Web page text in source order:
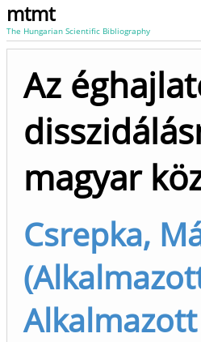
mtmt
The Hungarian Scientific Bibliography
Az
magyar
Csrepka,